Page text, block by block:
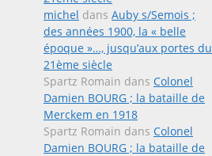
michel dans Auby s/Semois ;
des années 1900, la « belle
époque »…, jusqu’aux portes du
21ème siècle
Spartz Romain dans Colonel
Damien BOURG ; la bataille de
Merckem en 1918
Spartz Romain dans Colonel
Damien BOURG ; la bataille de